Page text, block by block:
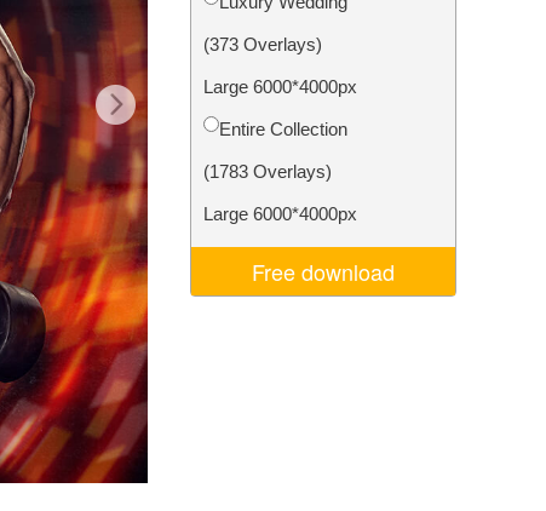
(373 Overlays)
Large 6000*4000px
Entire Collection
(1783 Overlays)
Large 6000*4000px
Free download